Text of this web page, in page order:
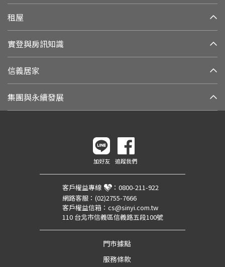
租屋
實登與房訊知識
信義居家
集團與永續發展
加好友 追蹤我們
客戶權益專線 ： 0800-211-922
網路客服： (02)2755-7666
客戶權益信箱： cs@sinyi.com.tw
110 台北市信義區信義路五段100號
門市據點
服務條款